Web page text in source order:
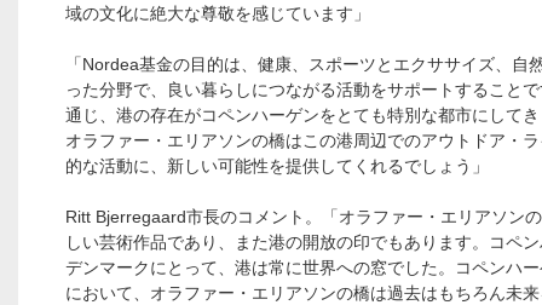
域の文化に絶大な尊敬を感じています」
「Nordea基金の目的は、健康、スポーツとエクササイズ、自
った分野で、良い暮らしにつながる活動をサポートすること
通じ、港の存在がコペンハーゲンをとても特別な都市にして
オラファー・エリアソンの橋はこの港周辺でのアウトドア・
的な活動に、新しい可能性を提供してくれるでしょう」
Ritt Bjerregaard市長のコメント。「オラファー・エリアソン
しい芸術作品であり、また港の開放の印でもあります。コペ
デンマークにとって、港は常に世界への窓でした。コペンハ
において、オラファー・エリアソンの橋は過去はもちろん未